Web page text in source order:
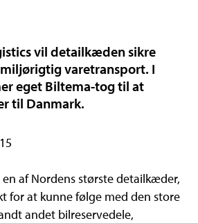
vil detailkæden sikre
varetransport. I
eget Biltema-tog til at
til Danmark.
af Nordens største detailkæder,
for at kunne følge med den store
andet bilreservedele,